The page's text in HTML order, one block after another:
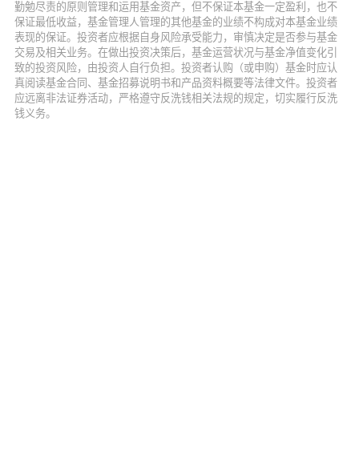
勤勉尽责的原则管理和运用基金资产，但不保证本基金一定盈利，也不
保证最低收益，基金管理人管理的其他基金的业绩不构成对本基金业绩
表现的保证。投资者应根据自身风险承受能力，审慎决定是否参与基金
交易及相关业务。在做出投资决策后，基金运营状况与基金净值变化引
致的投资风险，由投资人自行负担。投资者认购（或申购）基金时应认
真阅读基金合同、基金招募说明书和产品资料概要等法律文件。投资者
应远离非法证券活动，严格遵守反洗钱相关法规的规定，切实履行反洗
钱义务。